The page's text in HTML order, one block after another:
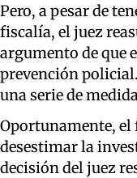
Pero, a pesar de
fiscalía, el juez
argumento de que
prevención
una serie de
Oportunamente,
desestimar la
decisión del juez